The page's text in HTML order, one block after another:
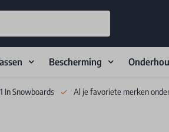
Bescherming
In Snowboards Al je favoriete merken